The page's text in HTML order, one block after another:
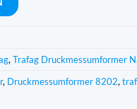
, Trafag Druckmessumformer
, Druckmessumformer 8202,